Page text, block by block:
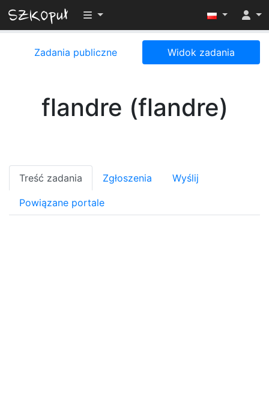
Przełącz widoczność menu
Zadania publiczne Widok zadania
flandre (flandre)
Treść zadania Zgłoszenia Wyślij
Powiązane portale